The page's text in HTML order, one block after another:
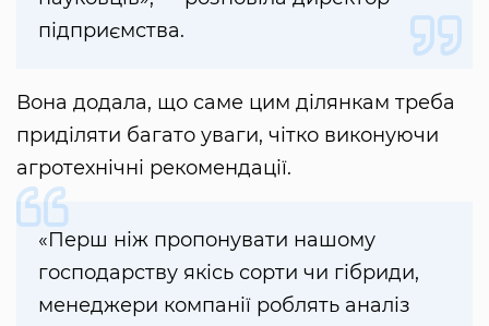
підприємства.
Вона додала, що саме цим ділянкам треба
приділяти багато уваги, чітко виконуючи
агротехнічні рекомендації.
«Перш ніж пропонувати нашому
господарству якісь сорти чи гібриди,
менеджери компанії роблять аналіз